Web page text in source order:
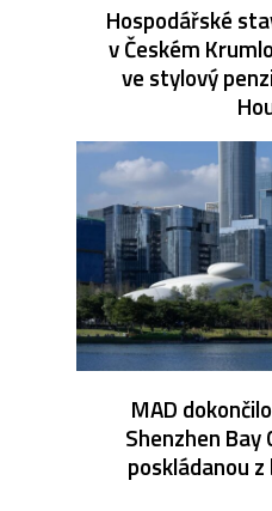
Hospodářské
v Českém
ve stylový
MAD
Shenzhen Bay
poskládanou